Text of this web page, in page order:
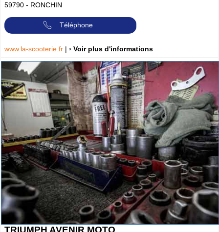
59790 - RONCHIN
Téléphone
www.la-scooterie.fr | › Voir plus d'informations
TRIUMPH AVENIR MOTO